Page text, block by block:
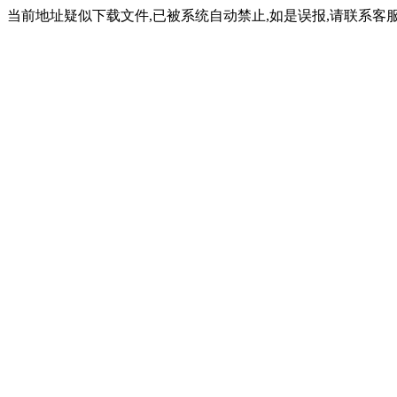
当前地址疑似下载文件,已被系统自动禁止,如是误报,请联系客